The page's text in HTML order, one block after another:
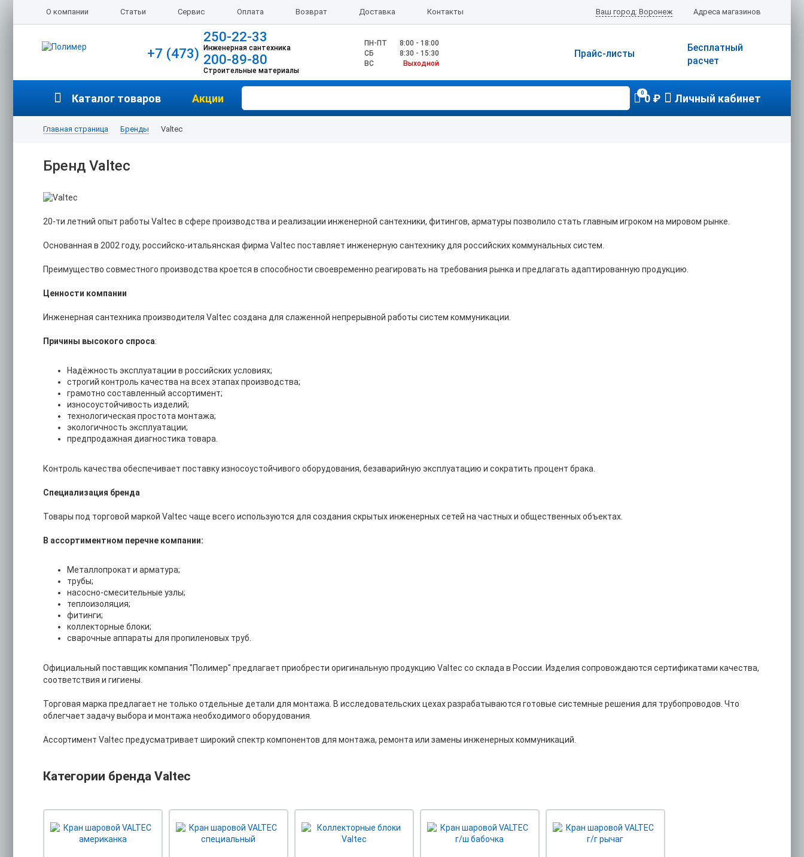
О компании Статьи Сервис Оплата Возврат Доставка Контакты Адреса магазинов
Ваш город: Воронеж
+7 (473)
250-22-33
Инженерная сантехника
200-89-80
Строительные материалы
ПН-ПТ
8:00 - 18:00
CБ
8:30 - 15:30
ВС
Выходной
Бесплатный
расчет
Прайс-листы
Каталог товаров Акции 00 ₽ Личный кабинет
Главная страница Бренды Valtec
Бренд Valtec
20-ти летний опыт работы Valtec в сфере производства и реализации инженерной сантехники, фитингов, арматуры позволило стать главным игроком на мировом рынке.
Основанная в 2002 году, российско-итальянская фирма Valtec поставляет инженерную сантехнику для российских коммунальных систем.
Преимущество совместного производства кроется в способности своевременно реагировать на требования рынка и предлагать адаптированную продукцию.
Ценности компании
Инженерная сантехника производителя Valtec создана для слаженной непрерывной работы систем коммуникации.
Причины высокого спроса:
Надёжность эксплуатации в российских условиях;
строгий контроль качества на всех этапах производства;
грамотно составленный ассортимент;
износоустойчивость изделий;
технологическая простота монтажа;
экологичность эксплуатации;
предпродажная диагностика товара.
Контроль качества обеспечивает поставку износоустойчивого оборудования, безаварийную эксплуатацию и сократить процент брака.
Специализация бренда
Товары под торговой маркой Valtec чаще всего используются для создания скрытых инженерных сетей на частных и общественных объектах.
В ассортиментном перечне компании:
Металлопрокат и арматура;
трубы;
насосно-смесительные узлы;
теплоизоляция;
фитинги;
коллекторные блоки;
сварочные аппараты для пропиленовых труб.
Официальный поставщик компания "Полимер" предлагает приобрести оригинальную продукцию Valtec со склада в России. Изделия сопровождаются сертификатами качества,
соответствия и гигиены.
Торговая марка предлагает не только отдельные детали для монтажа. В исследовательских цехах разрабатываются готовые системные решения для трубопроводов. Что
облегчает задачу выбора и монтажа необходимого оборудования.
Ассортимент Valtec предусматривает широкий спектр компонентов для монтажа, ремонта или замены инженерных коммуникаций.
Категории бренда Valtec